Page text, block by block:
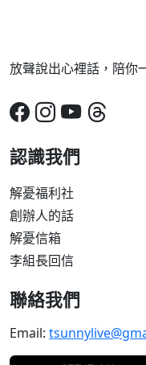
放聲說出心裡話，陪你
認識我們
解憂福利社
創辦人的話
解憂信箱
李組長回信
聯絡我們
Email: